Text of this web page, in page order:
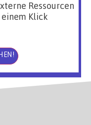
Ressourcen
Klick